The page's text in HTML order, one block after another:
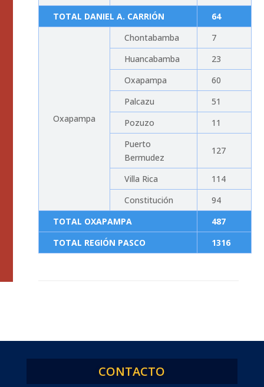
TOTAL DANIEL A. CARRIÓN
64
Oxapampa
Chontabamba
7
Huancabamba
23
Oxapampa
60
Palcazu
51
Pozuzo
11
Puerto
Bermudez
127
Villa Rica
114
Constitución
94
TOTAL OXAPAMPA
487
TOTAL REGIÓN PASCO
1316
CONTACTO